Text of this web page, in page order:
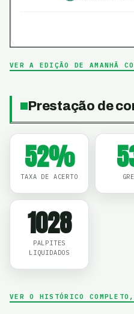
VER A EDIÇÃO DE AMANHÃ
Prestação de
52%
TAXA DE ACERTO
1028
PALPITES
LIQUIDADOS
VER O HISTÓRICO